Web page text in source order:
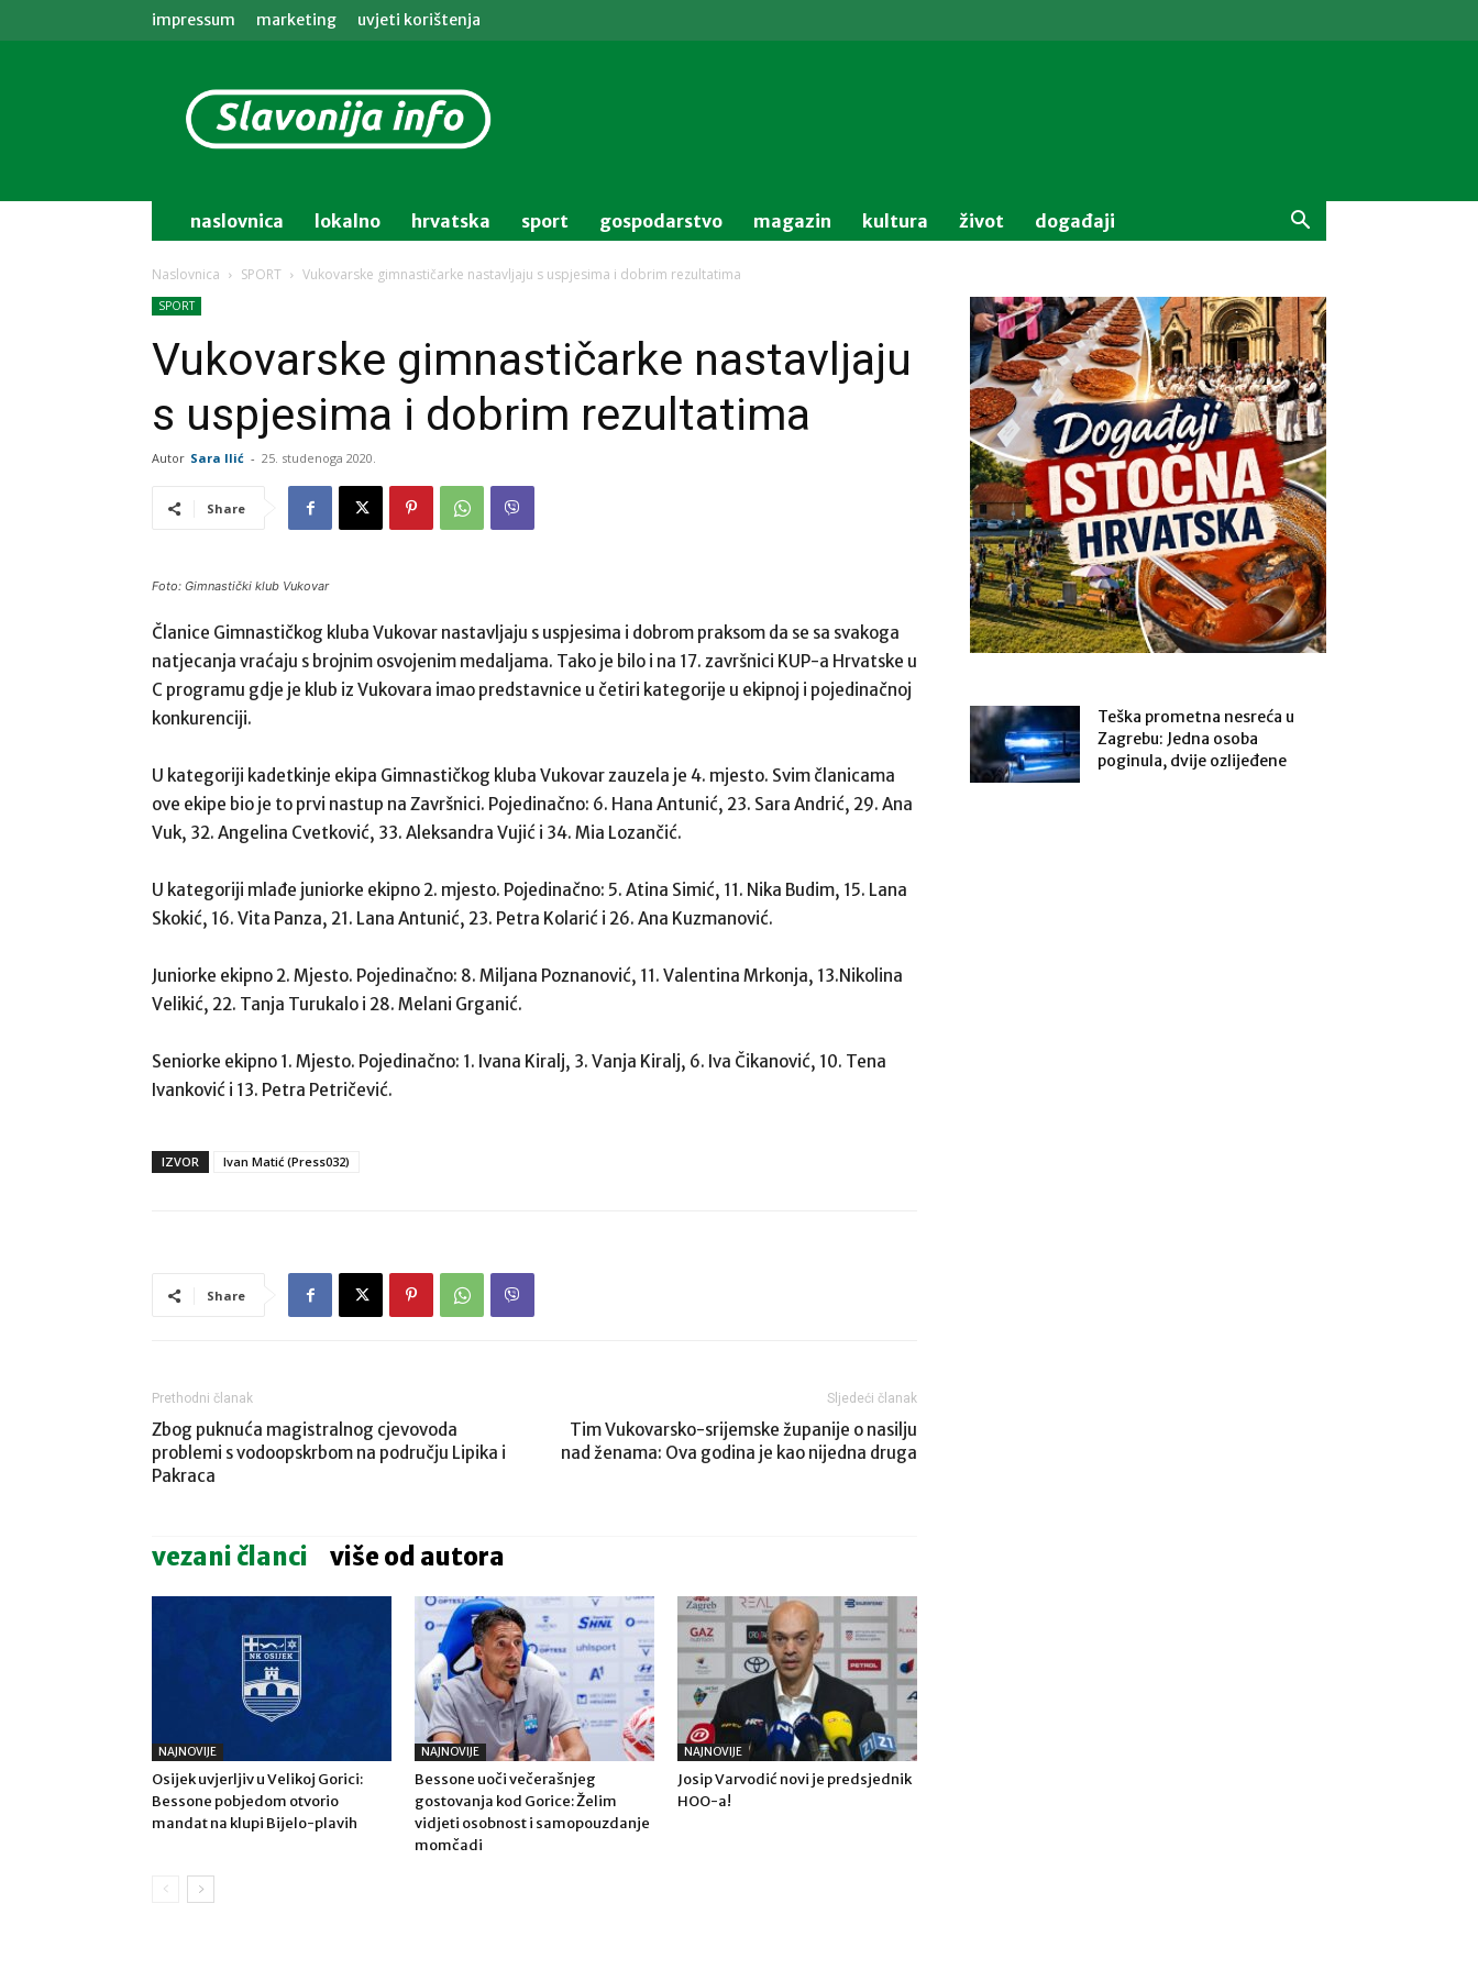
impressum marketing uvjeti korištenja
info
naslovnica lokalno hrvatska sport gospodarstvo magazin kultura život događaji
Naslovnica SPORT Vukovarske gimnastičarke nastavljaju s uspjesima i dobrim rezultatima
SPORT
Vukovarske gimnastičarke nastavljaju
s uspjesima i dobrim rezultatima
Autor Sara Ilić - 25. studenoga 2020.
Share
Foto: Gimnastički klub Vukovar
Članice Gimnastičkog kluba Vukovar nastavljaju s uspjesima i dobrom praksom da se sa svakoga
natjecanja vraćaju s brojnim osvojenim medaljama. Tako je bilo i na 17. završnici KUP-a Hrvatske u
C programu gdje je klub iz Vukovara imao predstavnice u četiri kategorije u ekipnoj i pojedinačnoj
konkurenciji.
U kategoriji kadetkinje ekipa Gimnastičkog kluba Vukovar zauzela je 4. mjesto. Svim članicama
ove ekipe bio je to prvi nastup na Završnici. Pojedinačno: 6. Hana Antunić, 23. Sara Andrić, 29. Ana
Vuk, 32. Angelina Cvetković, 33. Aleksandra Vujić i 34. Mia Lozančić.
U kategoriji mlađe juniorke ekipno 2. mjesto. Pojedinačno: 5. Atina Simić, 11. Nika Budim, 15. Lana
Skokić, 16. Vita Panza, 21. Lana Antunić, 23. Petra Kolarić i 26. Ana Kuzmanović.
Juniorke ekipno 2. Mjesto. Pojedinačno: 8. Miljana Poznanović, 11. Valentina Mrkonja, 13.Nikolina
Velikić, 22. Tanja Turukalo i 28. Melani Grganić.
Seniorke ekipno 1. Mjesto. Pojedinačno: 1. Ivana Kiralj, 3. Vanja Kiralj, 6. Iva Čikanović, 10. Tena
Ivanković i 13. Petra Petričević.
IZVOR Ivan Matić (Press032)
Share
Prethodni članak
Zbog puknuća magistralnog cjevovoda
problemi s vodoopskrbom na području Lipika i
Pakraca
Sljedeći članak
Tim Vukovarsko-srijemske županije o nasilju
nad ženama: Ova godina je kao nijedna druga
vezani članci više od autora
NAJNOVIJE
Osijek uvjerljiv u Velikoj Gorici:
Bessone pobjedom otvorio
mandat na klupi Bijelo-plavih
NAJNOVIJE
Bessone uoči večerašnjeg
gostovanja kod Gorice: Želim
vidjeti osobnost i samopouzdanje
momčadi
NAJNOVIJE
Josip Varvodić novi je predsjednik
HOO-a!
Teška prometna nesreća u
Zagrebu: Jedna osoba
poginula, dvije ozlijeđene